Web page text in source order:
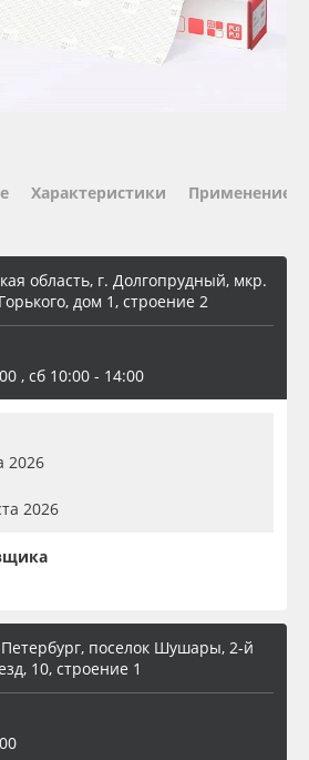
Характеристики Применение
область, г. Долгопрудный, мкр.
дом 1, строение 2
, сб 10:00 - 14:00
2026
2026
Петербург, поселок Шушары, 2-й
10, строение 1